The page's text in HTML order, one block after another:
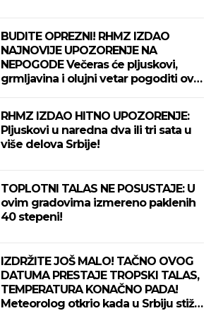
BUDITE OPREZNI! RHMZ IZDAO
NAJNOVIJE UPOZORENJE NA
NEPOGODE Večeras će pljuskovi,
grmljavina i olujni vetar pogoditi ove
RHMZ IZDAO HITNO UPOZORENJE:
Pljuskovi u naredna dva ili tri sata u
više delova Srbije!
TOPLOTNI TALAS NE POSUSTAJE: U
ovim gradovima izmereno paklenih
40 stepeni!
IZDRŽITE JOŠ MALO! TAČNO OVOG
DATUMA PRESTAJE TROPSKI TALAS,
TEMPERATURA KONAČNO PADA!
Meteorolog otkrio kada u Srbiju stiže